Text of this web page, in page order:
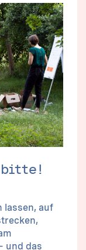
bitte!
lassen, auf
und das